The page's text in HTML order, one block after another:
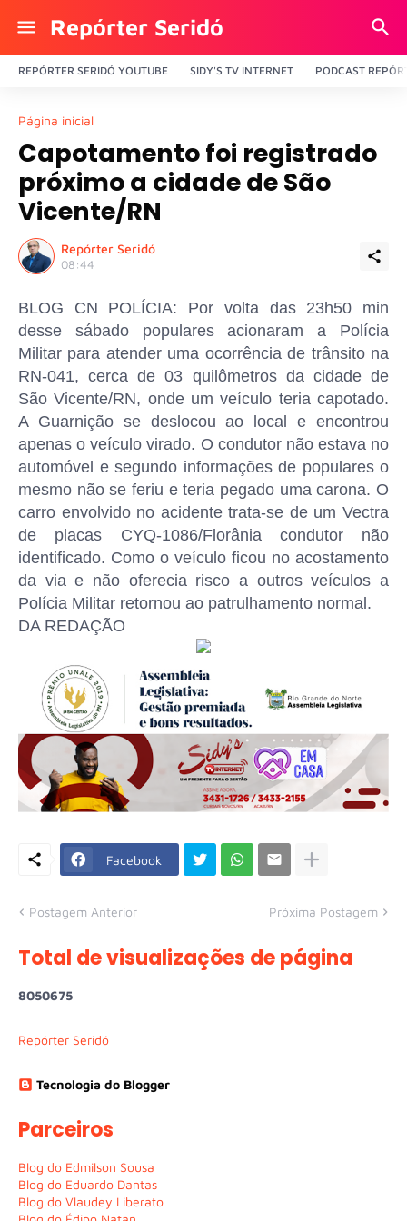
Repórter Seridó
REPÓRTER SERIDÓ YOUTUBE SIDY'S TV INTERNET PODCAST
Página inicial
Capotamento foi registrado
próximo a cidade de São
Vicente/RN
Repórter Seridó
08:44
BLOG CN POLÍCIA: Por volta das 23h50 min
desse sábado populares acionaram a Polícia
Militar para atender uma ocorrência de trânsito na
RN-041, cerca de 03 quilômetros da cidade de
São Vicente/RN, onde um veículo teria capotado.
A Guarnição se deslocou ao local e encontrou
apenas o veículo virado. O condutor não estava no
automóvel e segundo informações de populares o
mesmo não se feriu e teria pegado uma carona. O
carro envolvido no acidente trata-se de um Vectra
de placas CYQ-1086/Florânia condutor não
identificado. Como o veículo ficou no acostamento
da via e não oferecia risco a outros veículos a
Polícia Militar retornou ao patrulhamento normal.
DA REDAÇÃO
Facebook
Postagem Anterior Próxima Postagem
Total de visualizações de página
8050675
Repórter Seridó
Tecnologia do Blogger
Parceiros
Blog do Edmilson Sousa
Blog do Eduardo Dantas
Blog do Vlaudey Liberato